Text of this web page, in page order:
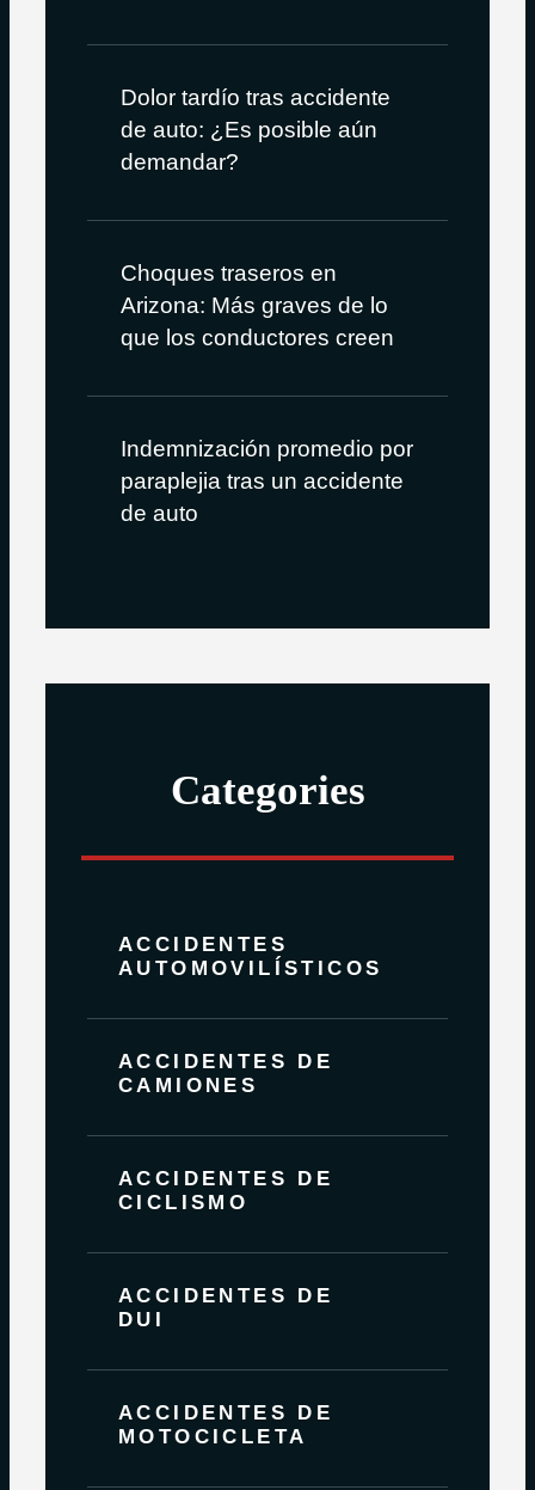
Dolor tardío tras accidente
de auto: ¿Es posible aún
demandar?
Choques traseros en
Arizona: Más graves de lo
que los conductores creen
Indemnización promedio por
paraplejia tras un accidente
de auto
Categories
ACCIDENTES
AUTOMOVILÍSTICOS
ACCIDENTES DE
CAMIONES
ACCIDENTES DE
CICLISMO
ACCIDENTES DE
DUI
ACCIDENTES DE
MOTOCICLETA